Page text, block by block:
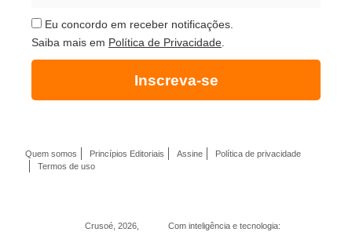
Eu concordo em receber notificações.
Saiba mais em Política de Privacidade
Inscreva-se
Crusoé, 2026, Com inteligência e tecnologia:
Quem somos Princípios Editoriais Assine
Política de privacidade
Termos de uso